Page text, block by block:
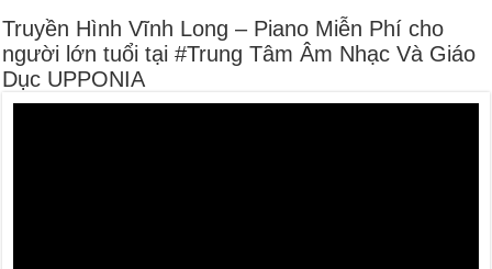
Truyền Hình Vĩnh Long – Piano Miễn Phí cho
người lớn tuổi tại #Trung Tâm Âm Nhạc Và Giáo
Dục UPPONIA